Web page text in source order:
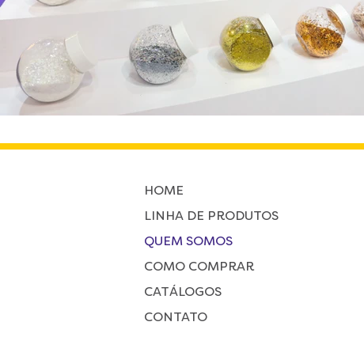
HOME
LINHA DE PRODUTOS
QUEM SOMOS
COMO COMPRAR
CATÁLOGOS
CONTATO